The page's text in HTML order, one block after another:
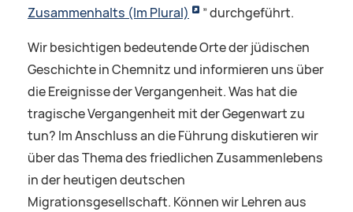
Zusammenhalts (Im Plural)
” durchgeführt.
Wir besichtigen bedeutende Orte der jüdischen
Geschichte in Chemnitz und informieren uns über
die Ereignisse der Vergangenheit. Was hat die
tragische Vergangenheit mit der Gegenwart zu
tun? Im Anschluss an die Führung diskutieren wir
über das Thema des friedlichen Zusammenlebens
in der heutigen deutschen
Migrationsgesellschaft. Können wir Lehren aus